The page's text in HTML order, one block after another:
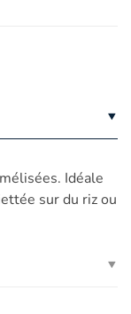
Idéale
sur du riz ou